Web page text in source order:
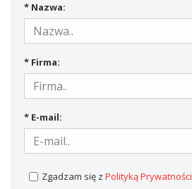
* Nazwa:
* Firma:
* E-mail:
Zgadzam się zPolityką Prywatności